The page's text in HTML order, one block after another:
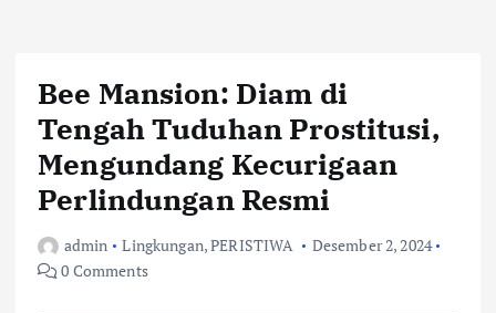
Bee Mansion: Diam di
Tengah Tuduhan Prostitusi,
Mengundang Kecurigaan
Perlindungan Resmi
admin Lingkungan,PERISTIWA
Desember 2, 2024
0 Comments